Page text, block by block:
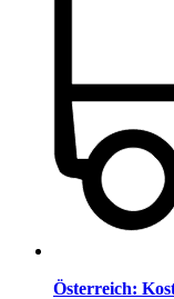
Österreich: